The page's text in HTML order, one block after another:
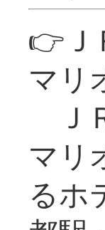
👉Ｊ
マリ
Ｊ
マリ
るホ